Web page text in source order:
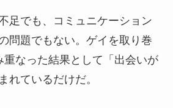
足でも、コミュニケーション
問題でもない。ゲイを取り巻
重なった結果として「出会いが
れているだけだ。